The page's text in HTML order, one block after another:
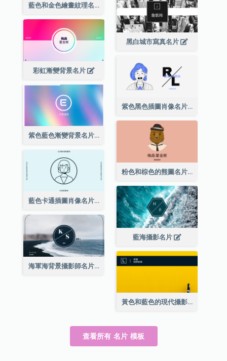
藍色和金色繪畫紋理名片
黑白城市寫真名片
彩虹漸變背景名片
紫色黑色插圖肖像名片
紫色藍色漸變背景名片
粉色和棕色的熊圖名片
藍色卡通插圖肖像名片
藍海攝影名片
海軍海背景攝影師名片
黃色和藍色的現代攝影師名片
查看所有 名片 模板